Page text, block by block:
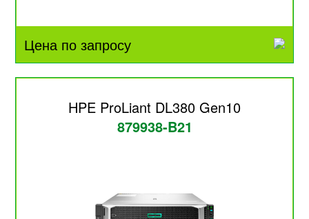
Цена по запросу
HPE ProLiant DL380 Gen10
879938-B21